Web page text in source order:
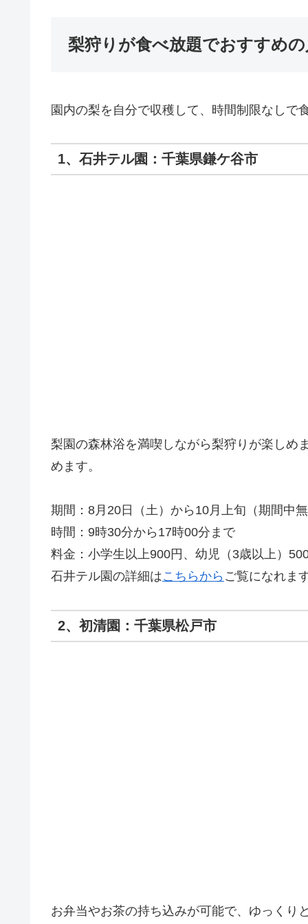
梨狩りが食べ放題でおすすめ
園内の梨を自分で収穫して、時間制限なしで
1、石井テル園：千葉県鎌ケ谷市
梨園の森林浴を満喫しながら梨狩りが楽しめ
めます。
期間：8月20日（土）から10月上旬（期間中
時間：9時30分から17時00分まで
料金：小学生以上900円、幼児（3歳以上）
石井テル園の詳細はこちらから ご覧になれま
2、初清園：千葉県松戸市
お弁当やお茶の持ち込みが可能で、ゆっくり